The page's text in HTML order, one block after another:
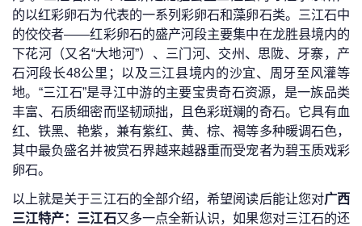
的以红彩卵石为代表的一系列彩卵石和藻卵石类。三江石中
的佼佼者——红彩卵石的盛产河段主要集中在龙胜县境内的
下花河（又名“大地河”）、三门河、交州、思陇、牙寨，产
石河段长48公里；以及三江县境内的沙宜、周牙至风灌等
地。“三江石”是寻江中游的主要宝贵奇石资源，是一族品类
丰富、石质细密而坚韧顽拙，且色彩斑斓的奇石。它具有血
红、铁黑、艳紫，兼有紫红、黄、棕、褐等多种暖调石色，
其中最负盛名并被赏石界越来越器重而受宠者为碧玉质戏彩
卵石。
以上就是关于三江石的全部介绍，希望阅读后能让您对广西
三江特产：三江石又多一点全新认识，如果您对三江石的还